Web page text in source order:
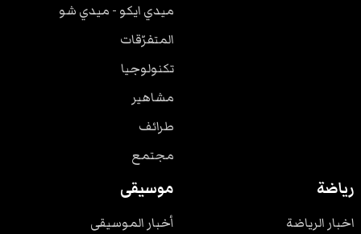
ميدي ايكو - ميدي شو
المتفرّقات
تكنولوجيا
مشاهير
طرائف
مجتمع
رياضة
اخبار الرياضة
موسيقى
أخبار الموسيقى